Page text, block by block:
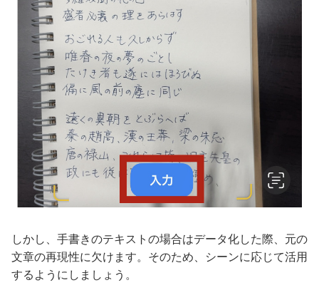
しかし、手書きのテキストの場合はデータ化した際、元の
文章の再現性に欠けます。そのため、シーンに応じて活用
するようにしましょう。